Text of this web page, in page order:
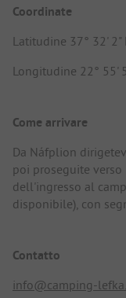
Coordinate
Latitudine 37° 32' 2"
Longitudine 22° 55'
Come arrivare
Da Náfplion
poi proseguite verso
dell'ingresso al
disponibile), con
Contatto
info@camping-